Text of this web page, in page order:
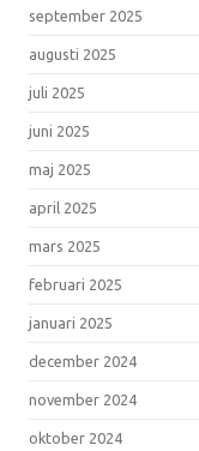
september 2025
augusti 2025
juli 2025
juni 2025
maj 2025
april 2025
mars 2025
februari 2025
januari 2025
december 2024
november 2024
oktober 2024